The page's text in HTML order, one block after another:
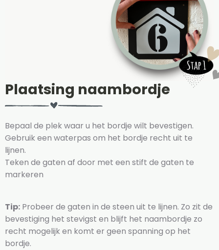
Plaatsing naambordje
Bepaal de plek waar u het bordje wilt bevestigen.
Gebruik een waterpas om het bordje recht uit te
lijnen.
Teken de gaten af door met een stift de gaten te
markeren
Tip: Probeer de gaten in de steen uit te lijnen. Zo zit de
bevestiging het stevigst en blijft het naambordje zo
recht mogelijk en komt er geen spanning op het
bordje.